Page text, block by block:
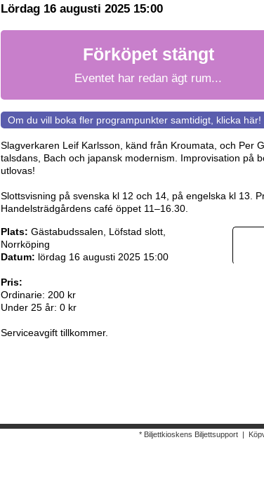
Lördag 16 augusti 2025 15:00
Förköpet stängt
Eventet har redan ägt rum...
Om du vill boka fler programpunkter samtidigt, klicka här!
Slagverkaren Leif Karlsson, känd från Kroumata, och Per
talsdans, Bach och japansk modernism. Improvisation på
utlovas!
Slottsvisning på svenska kl 12 och 14, på engelska kl 13.
Handelsträdgårdens café öppet 11–16.30.
Plats: Gästabudssalen, Löfstad slott,
Norrköping
Datum: lördag 16 augusti 2025 15:00
Pris:
Ordinarie: 200 kr
Under 25 år: 0 kr
Serviceavgift tillkommer.
* Biljettkioskens Biljettsupport |